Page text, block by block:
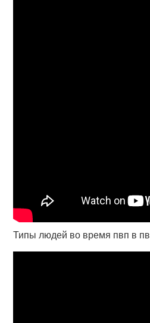
Типы людей во время пвп в пв